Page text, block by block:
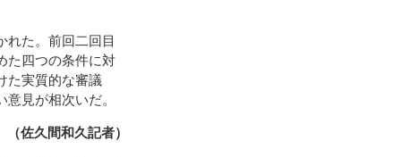
た。前回二回目
た四つの条件に対
た実質的な審議
見が相次いだ。
（佐久間和久記者）